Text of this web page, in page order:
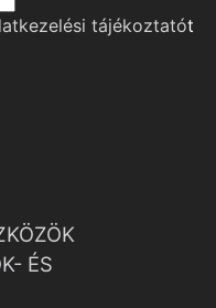
tájékoztatót
ÉS